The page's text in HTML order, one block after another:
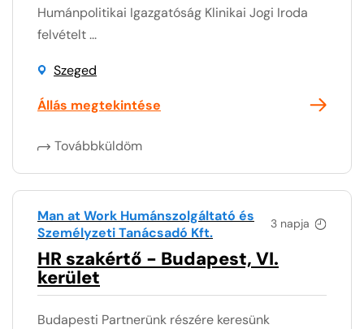
Humánpolitikai Igazgatóság Klinikai Jogi Iroda
felvételt ...
Szeged
Állás megtekintése
Továbbküldöm
3 napja
Man at Work Humánszolgáltató és
Személyzeti Tanácsadó Kft.
HR szakértő - Budapest, VI.
kerület
Budapesti Partnerünk részére keresünk